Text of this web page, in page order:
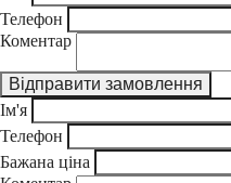
Телефон
Коментар
Ім'я
Телефон
Бажана ціна